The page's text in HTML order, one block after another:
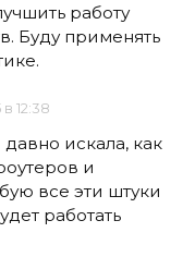
работу
Буду применять
12:38
искала, как
и
все эти штуки
работать